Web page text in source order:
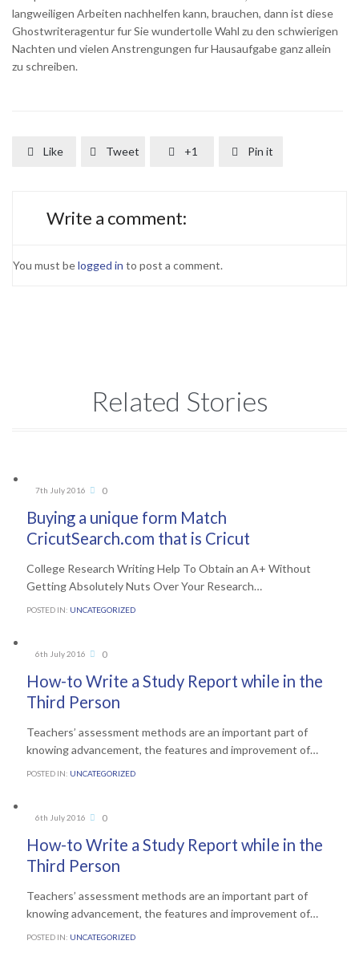
langweiligen Arbeiten nachhelfen kann, brauchen, dann ist diese
Ghostwriteragentur fur Sie wundertolle Wahl zu den schwierigen
Nachten und vielen Anstrengungen fur Hausaufgabe ganz allein
zu schreiben.
 Like  Tweet  +1  Pin it
Write a comment:
You must belogged in to post a comment.
Related Stories
7th July 2016  0Comments
Buying a unique form Match
CricutSearch.com that is Cricut
College Research Writing Help To Obtain an A+ Without
Getting Absolutely Nuts Over Your Research…
POSTED IN: UNCATEGORIZED
6th July 2016  0Comments
How-to Write a Study Report while in the
Third Person
Teachers’ assessment methods are an important part of
knowing advancement, the features and improvement of…
POSTED IN: UNCATEGORIZED
6th July 2016  0Comments
How-to Write a Study Report while in the
Third Person
Teachers’ assessment methods are an important part of
knowing advancement, the features and improvement of…
POSTED IN: UNCATEGORIZED